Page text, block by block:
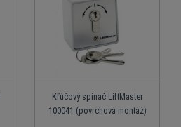
Kľúčový spínač LiftMaster
100041 (povrchová montáž)